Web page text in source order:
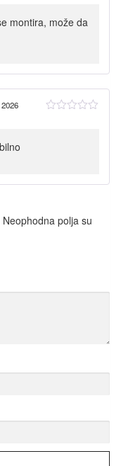
montira, može da
Neophodna polja su